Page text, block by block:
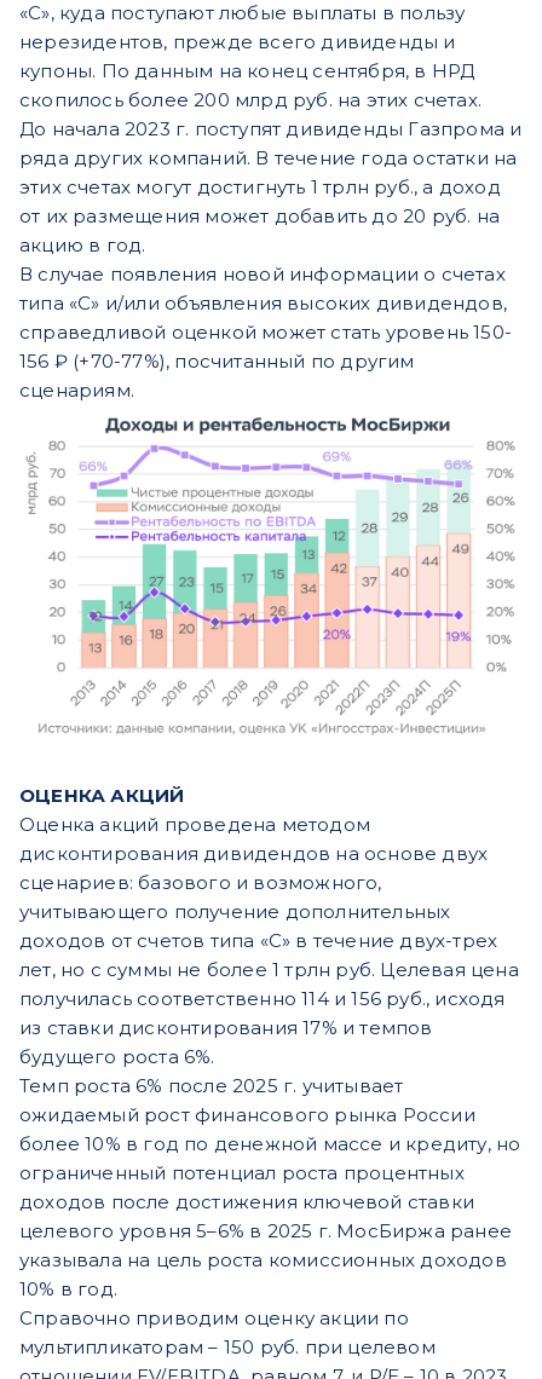
«С», куда поступают любые выплаты в пользу
нерезидентов, прежде всего дивиденды и
купоны. По данным на конец сентября, в НРД
скопилось более 200 млрд руб. на этих счетах.
До начала 2023 г. поступят дивиденды Газпрома и
ряда других компаний. В течение года остатки на
этих счетах могут достигнуть 1 трлн руб., а доход
от их размещения может добавить до 20 руб. на
акцию в год.
В случае появления новой информации о счетах
типа «C» и/или объявления высоких дивидендов,
справедливой оценкой может стать уровень 150-
156 ₽ (+70-77%), посчитанный по другим
сценариям.
ОЦЕНКА АКЦИЙ
Оценка акций проведена методом
дисконтирования дивидендов на основе двух
сценариев: базового и возможного,
учитывающего получение дополнительных
доходов от счетов типа «С» в течение двух-трех
лет, но с суммы не более 1 трлн руб. Целевая цена
получилась соответственно 114 и 156 руб., исходя
из ставки дисконтирования 17% и темпов
будущего роста 6%.
Темп роста 6% после 2025 г. учитывает
ожидаемый рост финансового рынка России
более 10% в год по денежной массе и кредиту, но
ограниченный потенциал роста процентных
доходов после достижения ключевой ставки
целевого уровня 5–6% в 2025 г. МосБиржа ранее
указывала на цель роста комиссионных доходов
10% в год.
Справочно приводим оценку акции по
мультипликаторам – 150 руб. при целевом